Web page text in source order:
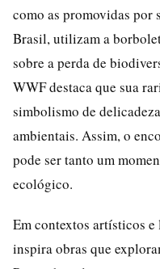
como as promovidas por
Brasil, utilizam a
sobre a perda de
WWF destaca que sua
simbolismo de
ambientais. Assim, o
pode ser tanto um
ecológico.
Em contextos artísticos
inspira obras que